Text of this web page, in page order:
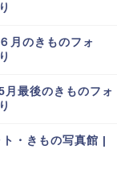
６月のきものフォ
月最後のきものフォ
・きもの写真館 |